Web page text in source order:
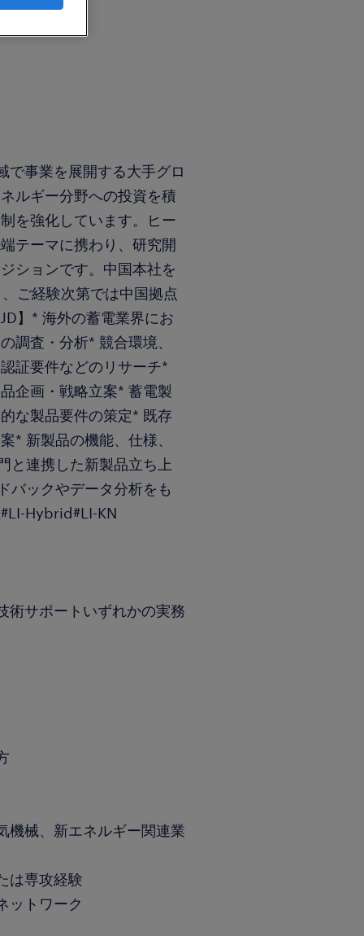
で事業を展開する大手グロ
ルギー分野への投資を積
を強化しています。ヒー
テーマに携わり、研究開
ションです。中国本社を
ご経験次第では中国拠点
】* 海外の蓄電業界にお
調査・分析* 競合環境、
証要件などのリサーチ*
企画・戦略立案* 蓄電製
な製品要件の策定* 既存
* 新製品の機能、仕様、
と連携した新製品立ち上
バックやデータ分析をも
Hybrid#LI-KN
術サポートいずれかの実務
機械、新エネルギー関連業
は専攻経験
ットワーク